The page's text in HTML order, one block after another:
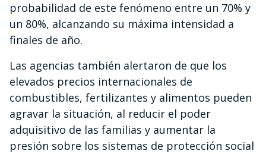
probabilidad de este fenómeno entre un 70% y
un 80%, alcanzando su máxima intensidad a
finales de año.
Las agencias también alertaron de que los
elevados precios internacionales de
combustibles, fertilizantes y alimentos pueden
agravar la situación, al reducir el poder
adquisitivo de las familias y aumentar la
presión sobre los sistemas de protección social